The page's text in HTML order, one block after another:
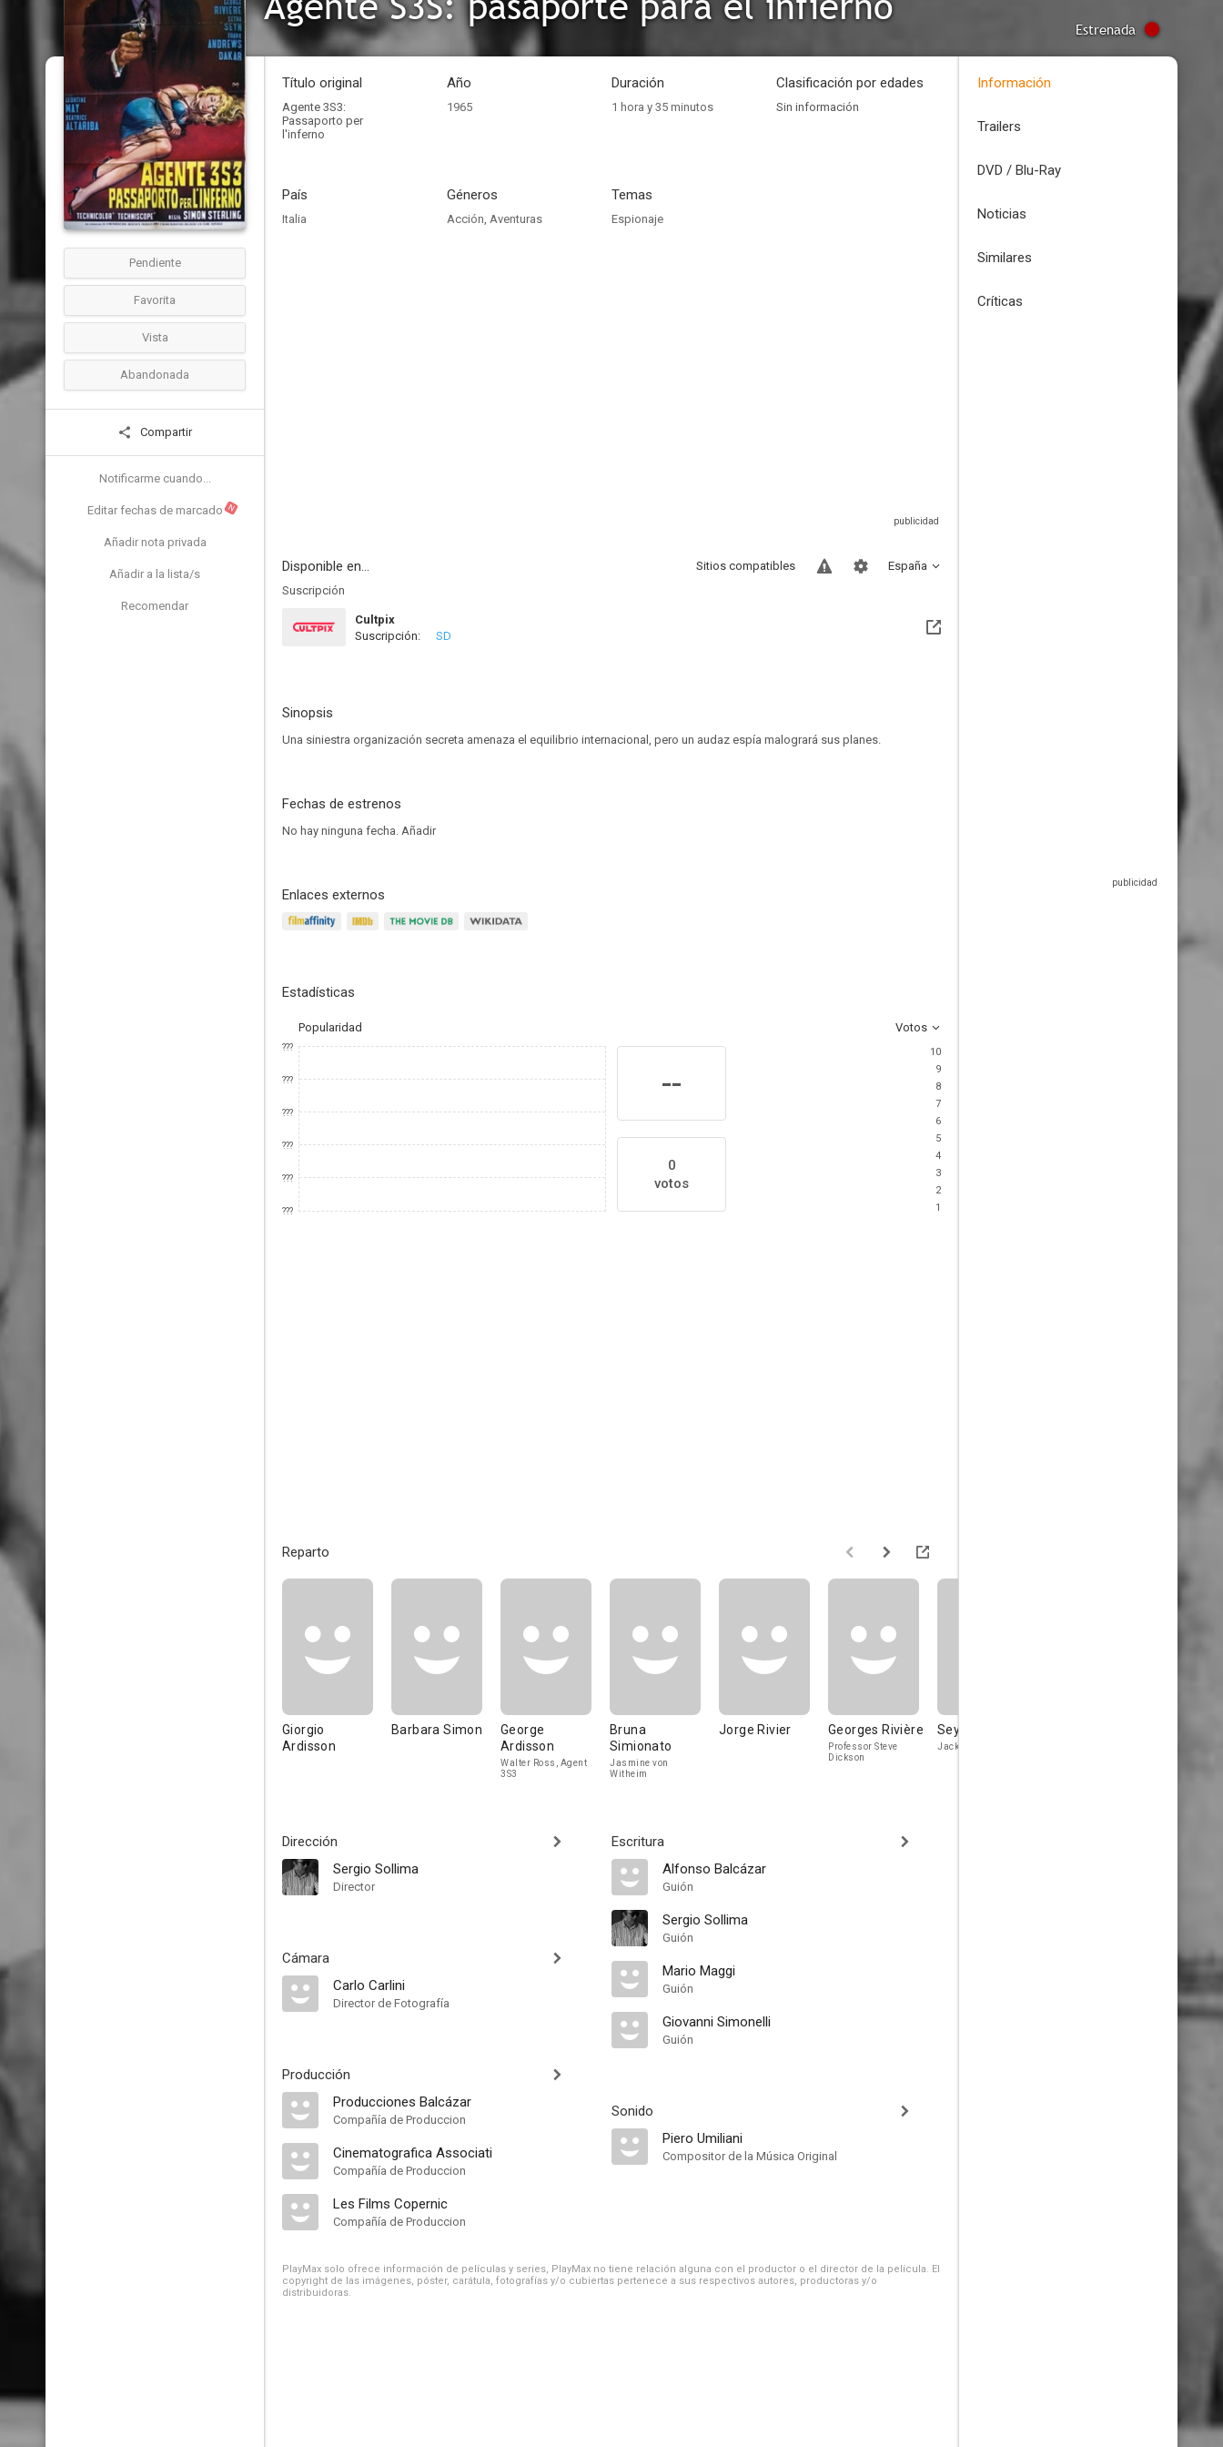
Estrenada
Pendiente
Favorita
Vista
Abandonada
Compartir
Notificarme cuando...
Editar fechas de marcado N
Añadir nota privada
Añadir a la lista/s
Recomendar
Título original
Agente 3S3:
Passaporto per
l'inferno
Año
1965
Duración
1 hora y 35 minutos
Clasificación por edades
Sin información
País
Italia
Géneros
Acción, Aventuras
Temas
Espionaje
Disponible en... España
Sitios compatibles
Suscripción
Cultpix
Suscripción:
SD
Sinopsis
Una siniestra organización secreta amenaza el equilibrio internacional, pero un audaz espía malogrará sus planes.
Fechas de estrenos
No hay ninguna fecha. Añadir
Enlaces externos
Estadísticas
Popularidad Votos
???
???
???
???
???
???
--
0
votos
10
9
8
7
6
5
4
3
2
1
Reparto
Giorgio
Ardisson
Barbara Simon
George
Ardisson
Walter Ross, Agent
3S3
Bruna
Simionato
Jasmine von
Witheim
Jorge Rivier Georges Rivière
Professor Steve
Dickson
Seyna Seyn
Jacky Vein
Dirección
Sergio Sollima
Director
Cámara
Carlo Carlini
Director de Fotografía
Producción
Producciones Balcázar
Compañía de Produccion
Cinematografica Associati
Compañía de Produccion
Les Films Copernic
Compañía de Produccion
Escritura
Alfonso Balcázar
Guión
Sergio Sollima
Guión
Mario Maggi
Guión
Giovanni Simonelli
Guión
Sonido
Piero Umiliani
Compositor de la Música Original
PlayMax solo ofrece información de películas y series, PlayMax no tiene relación alguna con el productor o el director de la película. El
copyright de las imágenes, póster, carátula, fotografías y/o cubiertas pertenece a sus respectivos autores, productoras y/o
distribuidoras.
Información
Trailers
DVD / Blu-Ray
Noticias
Similares
Críticas